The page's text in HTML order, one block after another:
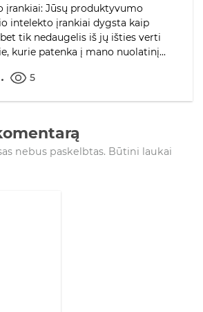
Jūsų produktyvumo
intelekto įrankiai dygsta kaip
tik nedaugelis iš jų išties verti
kurie patenka į mano nuolatinį...
5
nebus paskelbtas. Būtini laukai